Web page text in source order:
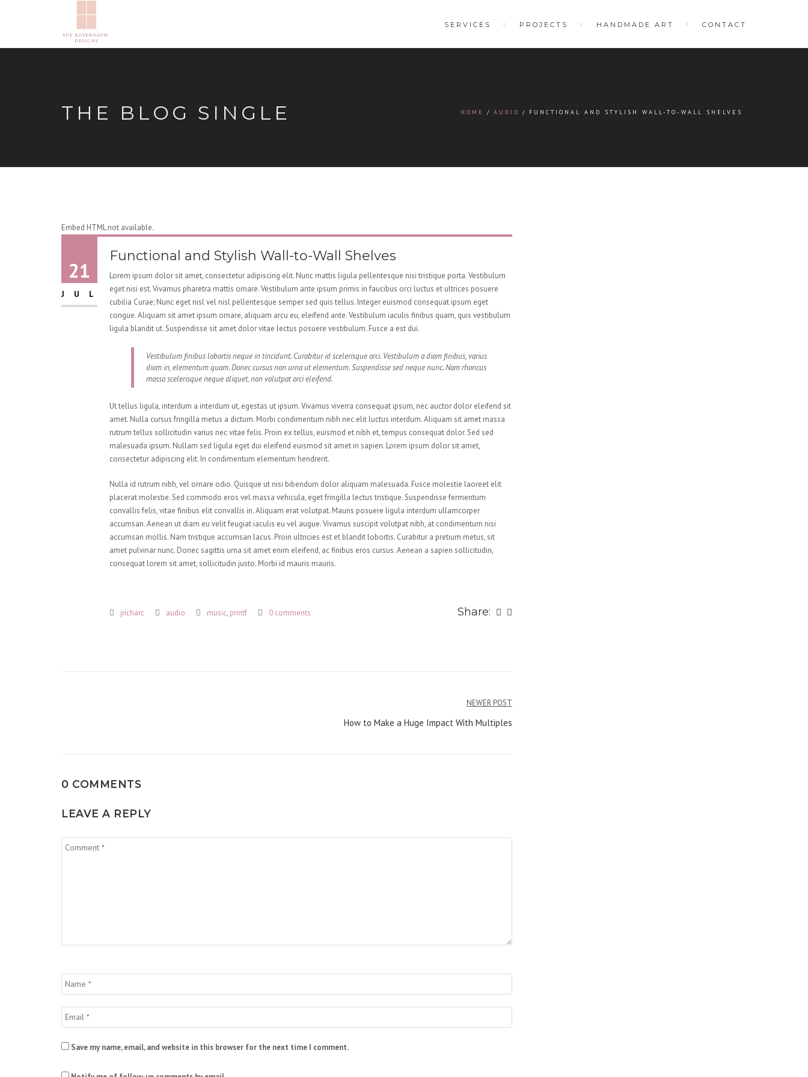
SERVICES PROJECTS HANDMADE ART CONTACT
THE BLOG SINGLE HOME AUDIO FUNCTIONAL AND STYLISH WALL-TO-WALL SHELVES
Embed HTML not available.
21
JUL
Functional and Stylish Wall-to-Wall Shelves
Lorem ipsum dolor sit amet, consectetur adipiscing elit. Nunc mattis ligula pellentesque nisi tristique porta. Vestibulum
eget nisi est. Vivamus pharetra mattis ornare. Vestibulum ante ipsum primis in faucibus orci luctus et ultrices posuere
cubilia Curae; Nunc eget nisl vel nisl pellentesque semper sed quis tellus. Integer euismod consequat ipsum eget
congue. Aliquam sit amet ipsum ornare, aliquam arcu eu, eleifend ante. Vestibulum iaculis finibus quam, quis vestibulum
ligula blandit ut. Suspendisse sit amet dolor vitae lectus posuere vestibulum. Fusce a est dui.
Vestibulum finibus lobortis neque in tincidunt. Curabitur id scelerisque orci. Vestibulum a diam finibus, varius
diam in, elementum quam. Donec cursus non urna ut elementum. Suspendisse sed neque nunc. Nam rhoncus
massa scelerisque neque aliquet, non volutpat orci eleifend.
Ut tellus ligula, interdum a interdum ut, egestas ut ipsum. Vivamus viverra consequat ipsum, nec auctor dolor eleifend sit
amet. Nulla cursus fringilla metus a dictum. Morbi condimentum nibh nec elit luctus interdum. Aliquam sit amet massa
rutrum tellus sollicitudin varius nec vitae felis. Proin ex tellus, euismod et nibh et, tempus consequat dolor. Sed sed
malesuada ipsum. Nullam sed ligula eget dui eleifend euismod sit amet in sapien. Lorem ipsum dolor sit amet,
consectetur adipiscing elit. In condimentum elementum hendrerit.
Nulla id rutrum nibh, vel ornare odio. Quisque ut nisi bibendum dolor aliquam malesuada. Fusce molestie laoreet elit
placerat molestie. Sed commodo eros vel massa vehicula, eget fringilla lectus tristique. Suspendisse fermentum
convallis felis, vitae finibus elit convallis in. Aliquam erat volutpat. Mauris posuere ligula interdum ullamcorper
accumsan. Aenean ut diam eu velit feugiat iaculis eu vel augue. Vivamus suscipit volutpat nibh, at condimentum nisi
accumsan mollis. Nam tristique accumsan lacus. Proin ultricies est et blandit lobortis. Curabitur a pretium metus, sit
amet pulvinar nunc. Donec sagittis urna sit amet enim eleifend, ac finibus eros cursus. Aenean a sapien sollicitudin,
consequat lorem sit amet, sollicitudin justo. Morbi id mauris mauris.
jricharc audio music, printf 0 comments Share:
NEWER POST
How to Make a Huge Impact With Multiples
0 COMMENTS
LEAVE A REPLY
Save my name, email, and website in this browser for the next time I comment.